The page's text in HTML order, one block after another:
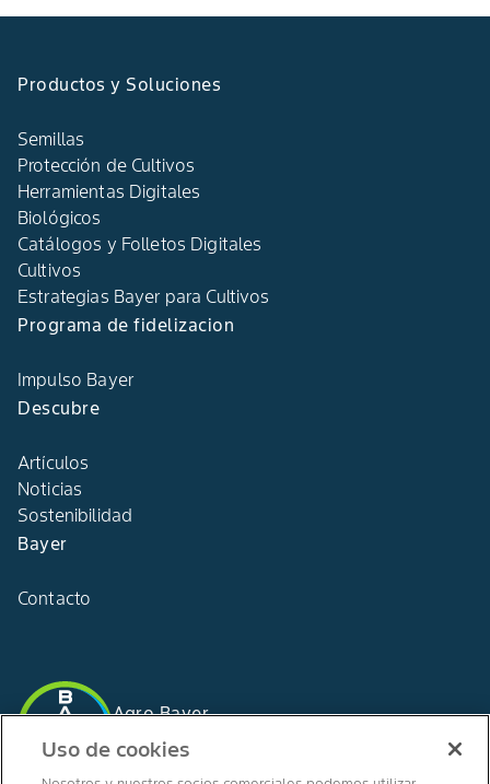
Productos y Soluciones
Semillas
Protección de Cultivos
Herramientas Digitales
Biológicos
Catálogos y Folletos Digitales
Cultivos
Estrategias Bayer para Cultivos
Programa de fidelizacion
Impulso Bayer
Descubre
Artículos
Noticias
Sostenibilidad
Bayer
Contacto
Agro Bayer
España
Uso de cookies